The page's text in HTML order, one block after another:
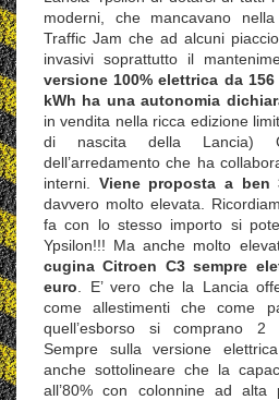
moderni, che mancavano
Traffic Jam che ad alcuni
invasivi soprattutto il
versione 100% elettrica da
kWh ha una autonomia
in vendita nella ricca edizione
di nascita della Lancia)
dell’arredamento che ha
interni. Viene proposta a ben
davvero molto elevata.
fa con lo stesso importo si
Ypsilon!!! Ma anche molto
cugina Citroen C3 sempre
euro . E’ vero che la Lancia
come allestimenti che come
quell’esborso si comprano 2
Sempre sulla versione
anche sottolineare che la
all’80% con colonnine ad